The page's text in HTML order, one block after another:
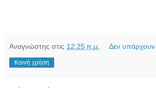
Αναγνώστης στις 12:25 π.μ. Δεν υπάρχουν
Κοινή χρήση